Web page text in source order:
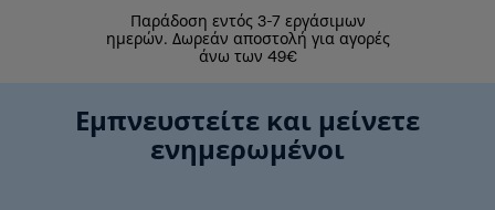
Παράδοση εντός 3-7 εργάσιμων
ημερών. Δωρεάν αποστολή για αγορές
άνω των 49€
Εμπνευστείτε και μείνετε
ενημερωμένοι